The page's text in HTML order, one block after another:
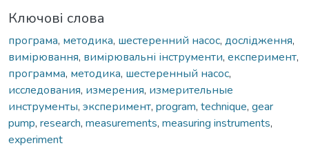
Ключові слова
програма, методика, шестеренний насос, дослідження,
вимірювання, вимірювальні інструменти, експеримент,
программа, методика, шестеренный насос,
исследования, измерения, измерительные
инструменты, эксперимент, program, technique, gear
pump, research, measurements, measuring instruments,
experiment